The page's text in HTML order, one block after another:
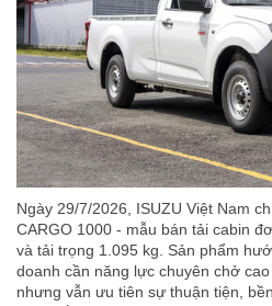
Ngày 29/7/2026, ISUZU Việt Nam
CARGO 1000 - mẫu bán tải cabin
và tải trọng 1.095 kg. Sản phẩm
doanh cần năng lực chuyên chở
nhưng vẫn ưu tiên sự thuận tiện,